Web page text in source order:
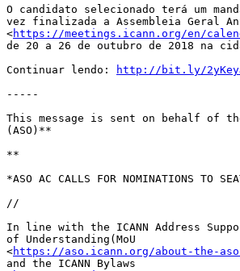
O candidato selecionado terá um
vez finalizada a Assembleia Geral
<https://meetings.icann.org/en/
de 20 a 26 de outubro de 2018 na
Continuar lendo:
http://bit.ly/
-----
This message is sent on behalf of
(ASO)**
**
*ASO AC CALLS FOR NOMINATIONS TO
//
In line with the ICANN Address
of Understanding(MoU
<https://aso.icann.org/about-the-aso/
and the ICANN Bylaws